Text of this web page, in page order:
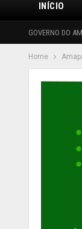
INÍCIO
GOVERNO DO
Home